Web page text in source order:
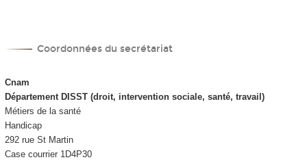
Coordonnées du secrétariat
Cnam
Département DISST (droit, intervention sociale, santé, travail)
Métiers de la santé
Handicap
292 rue St Martin
Case courrier 1D4P30